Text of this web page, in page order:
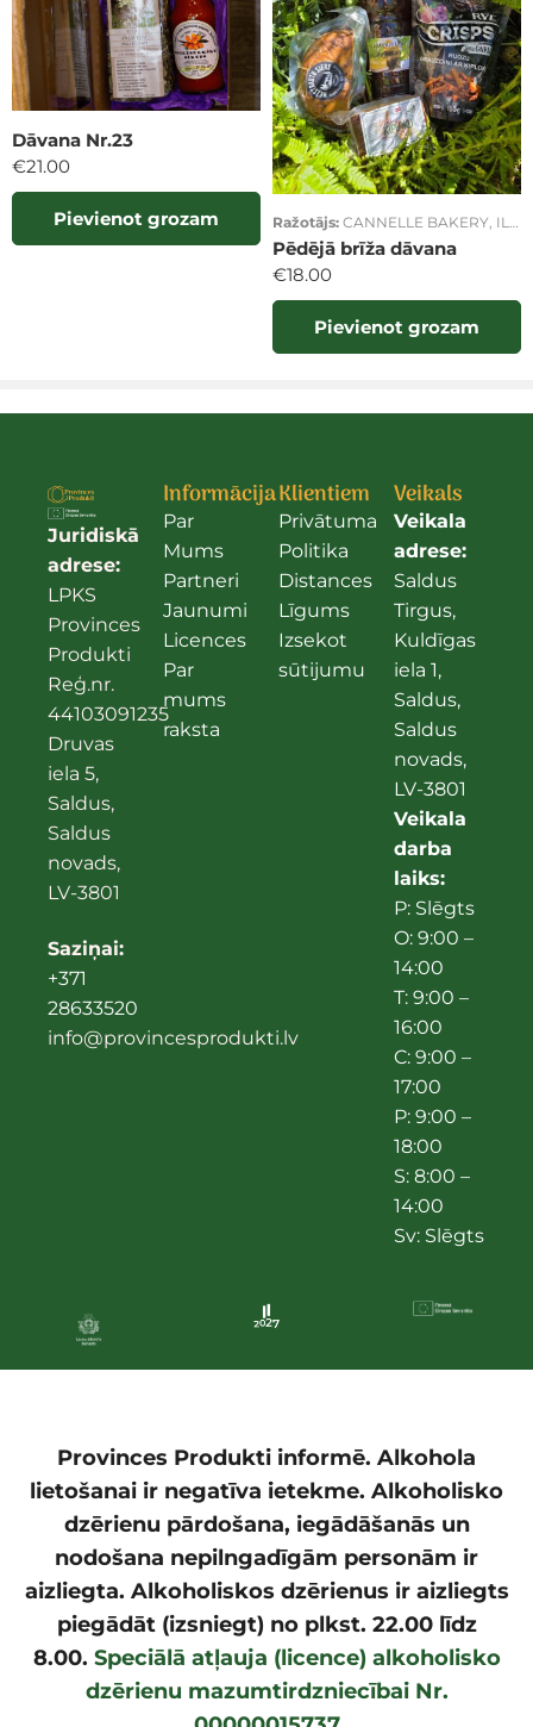
Dāvana Nr.23
€21.00
Pievienot grozam Ražotājs: CANNELLE BAKERY, ILUTA STRAĢE
Pēdējā brīža dāvana
€18.00
Pievienot grozam
Juridiskā
adrese:
LPKS
Provinces
Produkti
Reģ.nr.
44103091235
Druvas
iela 5,
Saldus,
Saldus
novads,
LV-3801
Saziņai:
+371
28633520
info@provincesprodukti.lv
Informācija
Par
Mums
Partneri
Jaunumi
Licences
Par
mums
raksta
Klientiem
Privātuma
Politika
Distances
Līgums
Izsekot
sūtijumu
Veikals
Veikala
adrese:
Saldus
Tirgus,
Kuldīgas
iela 1,
Saldus,
Saldus
novads,
LV-3801
Veikala
darba
laiks:
P: Slēgts
O: 9:00 –
14:00
T: 9:00 –
16:00
C: 9:00 –
17:00
P: 9:00 –
18:00
S: 8:00 –
14:00
Sv: Slēgts
Provinces Produkti informē. Alkohola
lietošanai ir negatīva ietekme. Alkoholisko
dzērienu pārdošana, iegādāšanās un
nodošana nepilngadīgām personām ir
aizliegta. Alkoholiskos dzērienus ir aizliegts
piegādāt (izsniegt) no plkst. 22.00 līdz
8.00. Speciālā atļauja (licence) alkoholisko
dzērienu mazumtirdzniecībai Nr.